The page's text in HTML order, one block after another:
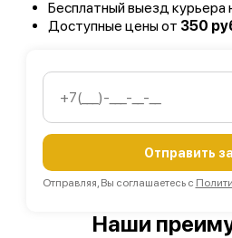
Бесплатный выезд курьера
Доступные цены от 350
Отправить
Отправляя, Вы соглашаетесь с
Наши